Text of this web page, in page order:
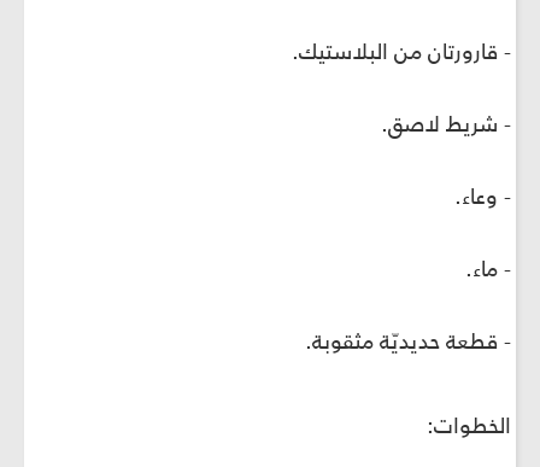
- قارورتان من البلاستيك.
- شريط لاصق.
- وعاء.
- ماء.
- قطعة حديديّة مثقوبة.
الخطوات: